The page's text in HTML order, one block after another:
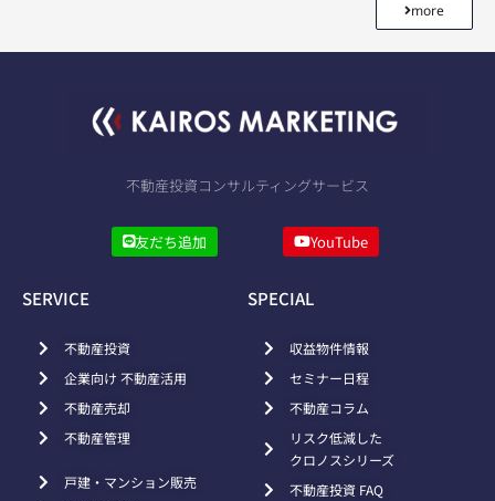
more
不動産投資コンサルティングサービス
友だち追加 YouTube
SERVICE
不動産投資
企業向け 不動産活用
不動産売却
不動産管理
戸建・マンション販売
SPECIAL
収益物件情報
セミナー日程
不動産コラム
リスク低減した
クロノスシリーズ
不動産投資 FAQ